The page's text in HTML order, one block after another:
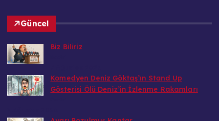
Güncel
Biz Biliriz
Komedyen Deniz Göktaş’ın Stand Up
Gösterisi Ölü Deniz’in İzlenme Rakamları